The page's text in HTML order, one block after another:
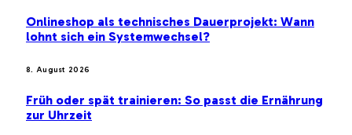
Onlineshop als technisches Dauerprojekt: Wann
lohnt sich ein Systemwechsel?
8. August 2026
Früh oder spät trainieren: So passt die Ernährung
zur Uhrzeit